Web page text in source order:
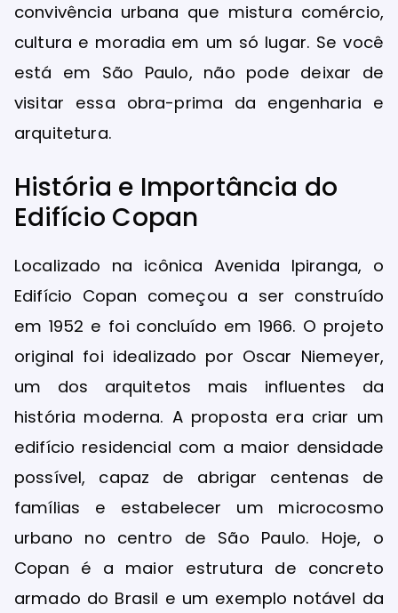
convivência urbana que mistura comércio,
cultura e moradia em um só lugar. Se você
está em São Paulo, não pode deixar de
visitar essa obra-prima da engenharia e
arquitetura.
História e Importância do
Edifício Copan
Localizado na icônica Avenida Ipiranga, o
Edifício Copan começou a ser construído
em 1952 e foi concluído em 1966. O projeto
original foi idealizado por Oscar Niemeyer,
um dos arquitetos mais influentes da
história moderna. A proposta era criar um
edifício residencial com a maior densidade
possível, capaz de abrigar centenas de
famílias e estabelecer um microcosmo
urbano no centro de São Paulo. Hoje, o
Copan é a maior estrutura de concreto
armado do Brasil e um exemplo notável da